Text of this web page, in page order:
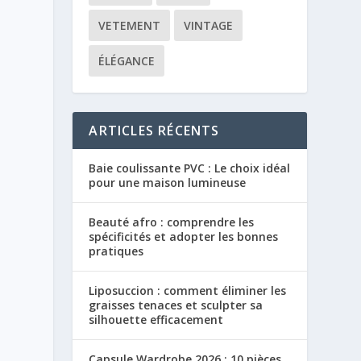
VETEMENT VINTAGE
ÉLÉGANCE
ARTICLES RÉCENTS
Baie coulissante PVC : Le choix idéal
pour une maison lumineuse
Beauté afro : comprendre les
spécificités et adopter les bonnes
pratiques
Liposuccion : comment éliminer les
graisses tenaces et sculpter sa
silhouette efficacement